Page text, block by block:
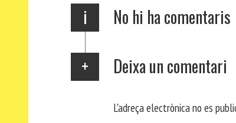
i No hi ha comentaris
Deixa un comentari
L'adreça electrònica no es